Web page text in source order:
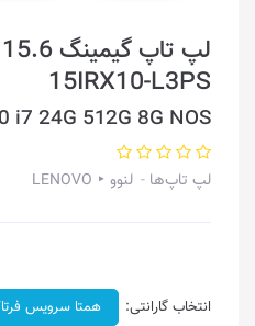
15IRX10-L3PS
i7 24G 512G 8G NOS
لپ تاپ‌ها لنوو ‣ LENOVO
انتخاب گارانتی: همتا سرویس